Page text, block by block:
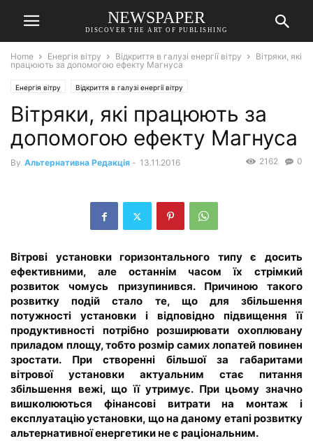
NEWSPAPER
DISCOVER THE ART OF PUBLISHING
Home Енергія вітру Відкриття в галузі енергії вітру
Вітряки, які
працюють за допомогою ефекту Магнуса
Енергія вітру Відкриття в галузі енергії вітру
Вітряки, які працюють за
допомогою ефекту Магнуса
By Альтернативна Редакція - 13.11.2016 0
2162
Вітрові установки горизонтального типу є досить
ефективними, але останнім часом їх стрімкий
розвиток чомусь призупинився. Причиною такого
розвитку подій стало те, що для збільшення
потужності установки і відповідно підвищення її
продуктивності потрібно розширювати охоплювану
приладом площу, тобто розмір самих лопатей повинен
зростати. При створенні більшої за габаритами
вітрової установки актуальним стає питання
збільшення вежі, що її утримує. При цьому значно
вишколюються фінансові витрати на монтаж і
експлуатацію установки, що на даному етапі розвитку
альтернативної енергетики не є раціональним.